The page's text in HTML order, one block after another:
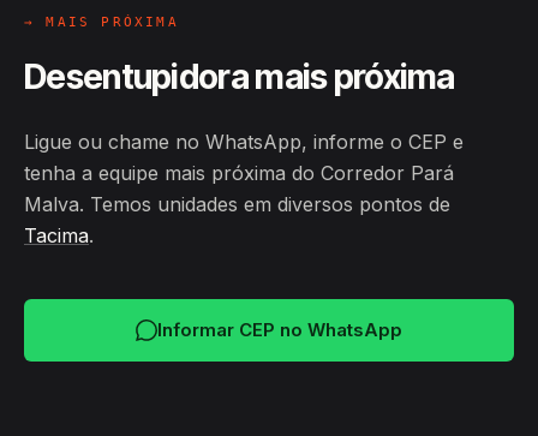
→ MAIS PRÓXIMA
Desentupidora mais próxima
Ligue ou chame no WhatsApp, informe o CEP e
tenha a equipe mais próxima do Corredor Pará
Malva. Temos unidades em diversos pontos de
Tacima.
Informar CEP no WhatsApp